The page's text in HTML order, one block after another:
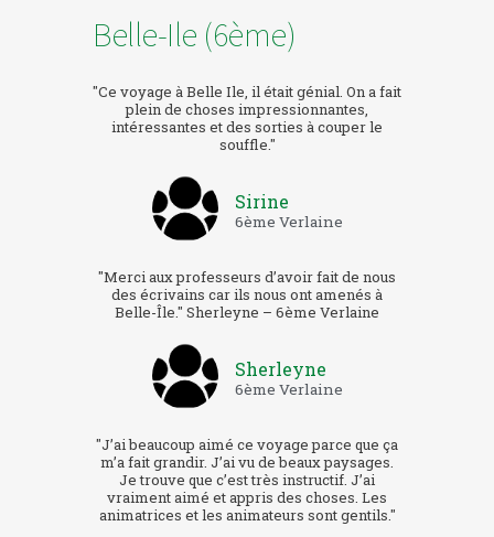
Belle-Ile (6ème)
"Ce voyage à Belle Ile, il était génial. On a fait
plein de choses impressionnantes,
intéressantes et des sorties à couper le
souffle."
Sirine
6ème Verlaine
"Merci aux professeurs d’avoir fait de nous
des écrivains car ils nous ont amenés à
Belle-Île." Sherleyne – 6ème Verlaine
Sherleyne
6ème Verlaine
"J’ai beaucoup aimé ce voyage parce que ça
m’a fait grandir. J’ai vu de beaux paysages.
Je trouve que c’est très instructif. J’ai
vraiment aimé et appris des choses. Les
animatrices et les animateurs sont gentils."